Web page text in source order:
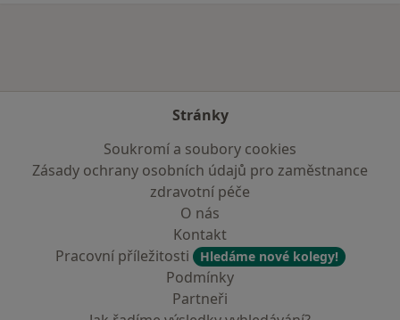
Stránky
Soukromí a soubory cookies
Zásady ochrany osobních údajů pro zaměstnance
zdravotní péče
O nás
Kontakt
Pracovní příležitosti
Hledáme nové kolegy!
Podmínky
Partneři